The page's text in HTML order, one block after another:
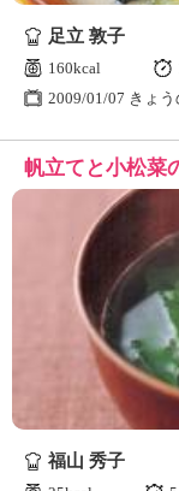
足立 敦子
160kcal
2009/01/07 きょ
帆立てと小松菜
福山 秀子